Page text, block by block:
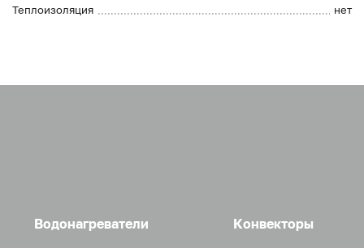
Теплоизоляция
нет
Водонагреватели Конвекторы